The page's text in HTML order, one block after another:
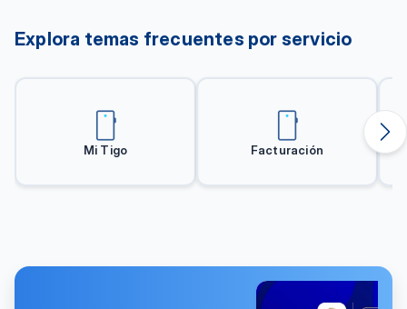
Explora temas frecuentes por servicio
Mi Tigo Facturación